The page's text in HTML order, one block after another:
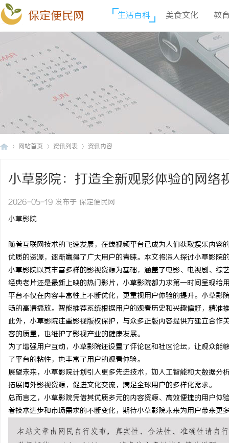
保定便民网 生活百科 美食文化 教
网站首页 资讯列表 资讯内容
小草影院：打造全新观影体验的网络
2026-05-19 发布于 保定便民网
小草影院
随着互联网技术的飞速发展，在线视频平台已成为人们获取娱乐内
优质的资源，逐渐赢得了广大用户的青睐。本文将深入探讨小草影院
小草影院以其丰富多样的影视资源为基础，涵盖了电影、电视剧、
经典老片还是最新上映的热门影片，小草影院都力求第一时间呈现给
平台不仅在内容丰富性上不断优化，更重视用户体验的提升。小草
畅的高清播放。智能推荐系统根据用户的观看历史和兴趣偏好，精准
此外，小草影院注重影视版权保护，与众多正版内容提供方建立合
容的质量，也维护了影视产业的健康发展。
为了增强用户互动，小草影院还设置了评论区和社区论坛，让观众
了平台的粘性，也丰富了用户的观看体验。
展望未来，小草影院计划引入更多先进技术，如人工智能和大数据
拓展海外影视资源，促进文化交流，满足全球用户的多样化需求。
总而言之，小草影院凭借其优质多元的内容资源、高效便捷的用户
着技术进步和市场需求的不断变化，期待小草影院未来为用户带来更